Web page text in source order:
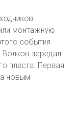
монтажную
события
Волков передал
пласта. Первая
новым